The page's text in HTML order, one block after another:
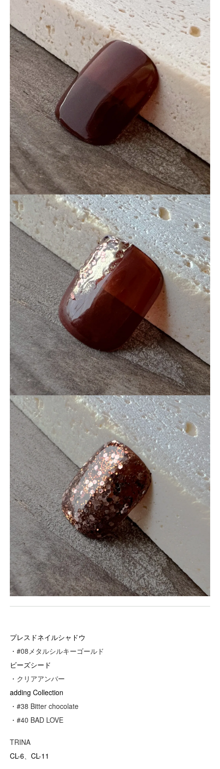
プレスドネイルシャドウ
・#08メタルシルキーゴールド
ビーズシード
・クリアアンバー
adding Collection
・#38 Bitter chocolate
・#40 BAD LOVE
TRINA
CL-6
CL-11